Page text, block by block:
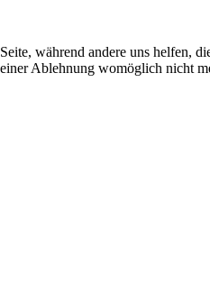
während andere uns helfen,
Ablehnung womöglich nicht